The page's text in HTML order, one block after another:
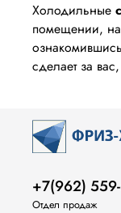
Холодильные
помещении,
сделает за
+7(962)
Отдел продаж